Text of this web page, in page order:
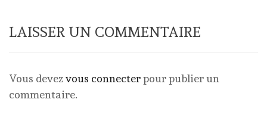
LAISSER UN COMMENTAIRE
Vous devezvous connecterpour publier un
commentaire.